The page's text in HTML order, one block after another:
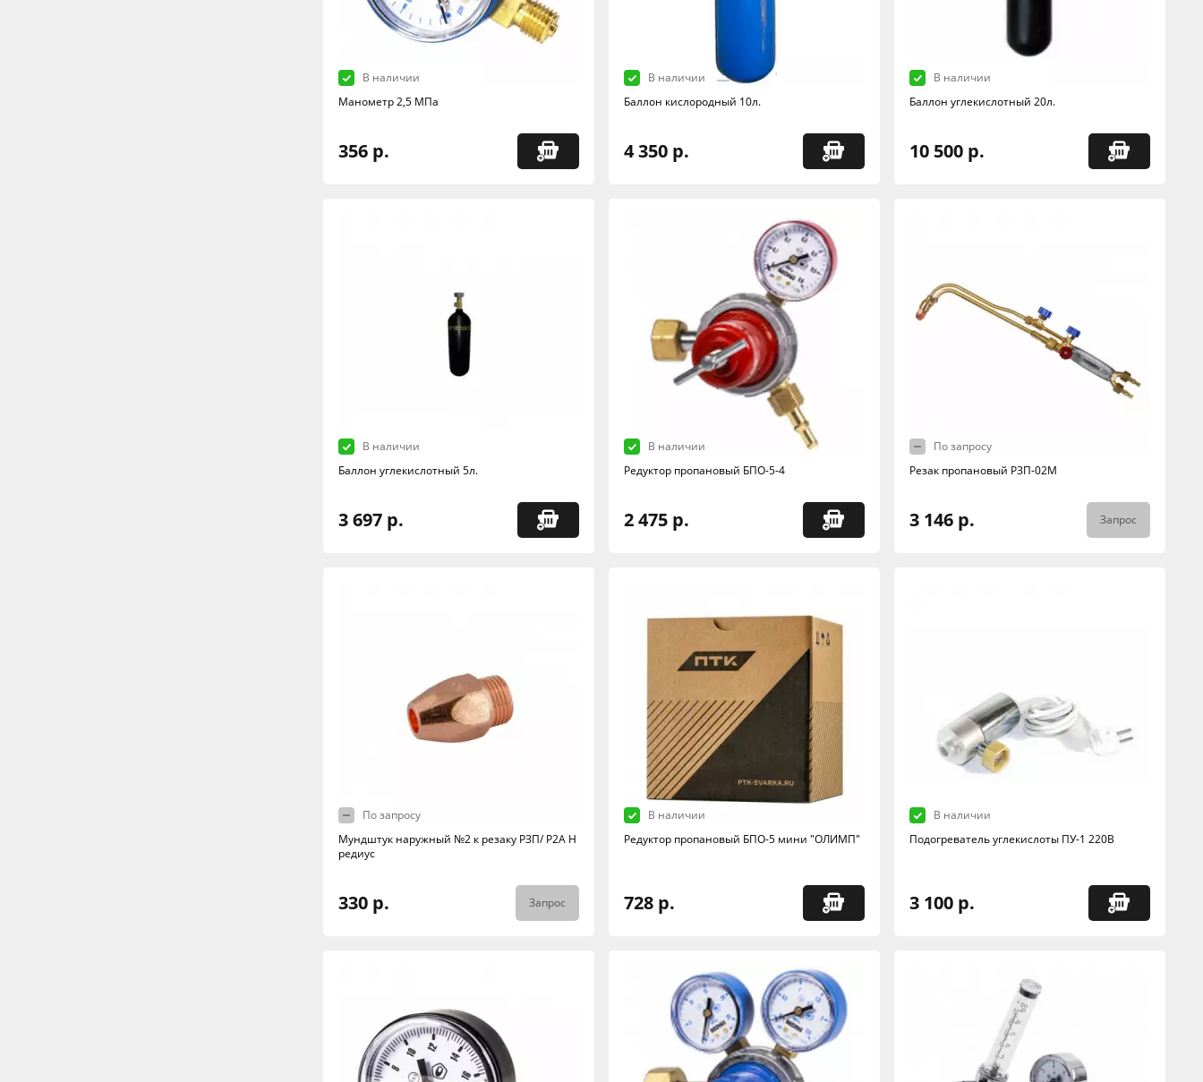
В наличии
Манометр 2,5 МПа
356 р.
В наличии
Баллон кислородный 10л.
4 350 р.
В наличии
Баллон углекислотный 20л.
10 500 р.
В наличии
Баллон углекислотный 5л.
3 697 р.
В наличии
Редуктор пропановый БПО-5-4
2 475 р.
По запросу
Резак пропановый РЗП-02М
3 146 р. Запрос
По запросу
Мундштук наружный №2 к резаку РЗП/ Р2А Н
редиус
330 р. Запрос
В наличии
Редуктор пропановый БПО-5 мини "ОЛИМП"
728 р.
В наличии
Подогреватель углекислоты ПУ-1 220В
3 100 р.